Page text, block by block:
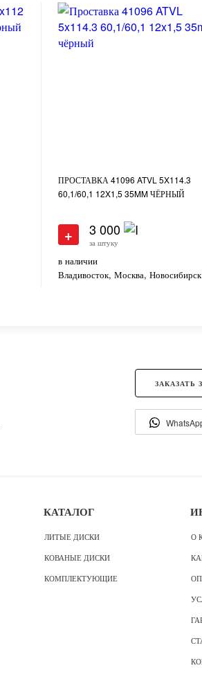
ПРОСТАВКА 41096 ATVL 5X114.3
60,1/60,1 12X1,5 35MM ЧЁРНЫЙ
+ 3 000
за штуку
в наличии
Владивосток, Москва, Новосибирск
ЗАКАЗАТЬ
КАТАЛОГ
ЛИТЫЕ ДИСКИ
КОВАНЫЕ ДИСКИ
КОМПЛЕКТУЮЩИЕ
О